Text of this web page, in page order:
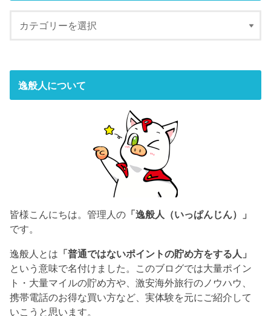
逸般人について
皆様こんにちは。管理人の 「逸般人（いっぱんじん）」
です。
逸般人とは 「普通ではないポイントの貯め方をする人」
という意味で名付けました。このブログでは大量ポイン
ト・大量マイルの貯め方や、激安海外旅行のノウハウ、
携帯電話のお得な買い方など、実体験を元にご紹介して
いこうと思います。